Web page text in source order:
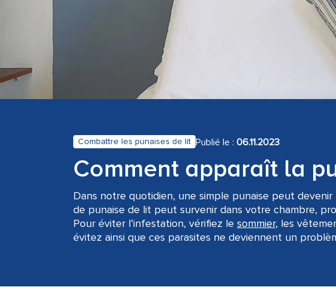
Combattre les punaises de lit Publié le : 06.11.2023
Comment apparaît la
Dans notre quotidien, une simple punaise peut
de punaise de lit peut survenir dans votre chambre,
Pour éviter l’infestation, vérifiez le sommier, les
évitez ainsi que ces parasites ne deviennent un